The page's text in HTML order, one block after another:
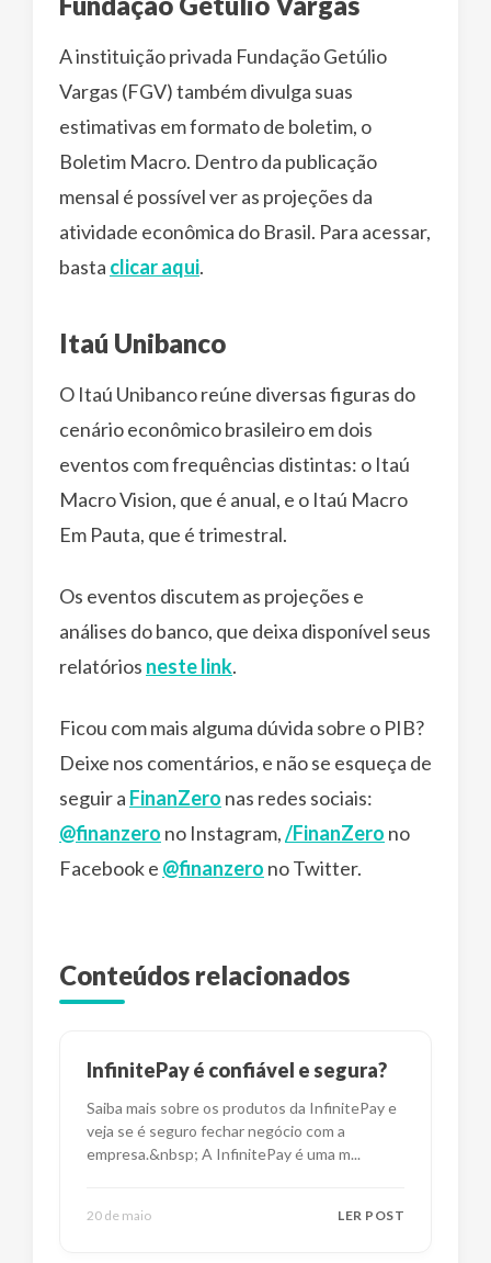
A instituição privada Fundação Getúlio
Vargas (FGV) também divulga suas
estimativas em formato de boletim, o
Boletim Macro. Dentro da publicação
mensal é possível ver as projeções da
atividade econômica do Brasil. Para acessar,
basta clicar aqui.
Itaú Unibanco
O Itaú Unibanco reúne diversas figuras do
cenário econômico brasileiro em dois
eventos com frequências distintas: o Itaú
Macro Vision, que é anual, e o Itaú Macro
Em Pauta, que é trimestral.
Os eventos discutem as projeções e
análises do banco, que deixa disponível seus
relatórios neste link.
Ficou com mais alguma dúvida sobre o PIB?
Deixe nos comentários, e não se esqueça de
seguir a FinanZero nas redes sociais:
@finanzero no Instagram,/FinanZero no
Facebook e @finanzero no Twitter.
Conteúdos relacionados
InfinitePay é confiável e segura?
Saiba mais sobre os produtos da InfinitePay e
veja se é seguro fechar negócio com a
empresa.&nbsp; A InfinitePay é uma m...
20 de maio LER POST